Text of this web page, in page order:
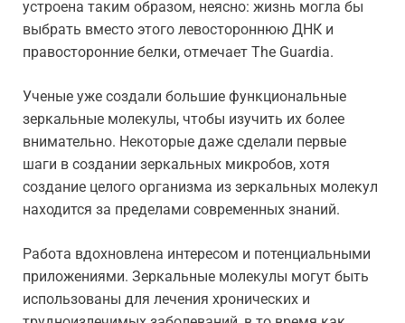
устроена таким образом, неясно: жизнь могла бы
выбрать вместо этого левостороннюю ДНК и
правосторонние белки, отмечает The Guardia.
Ученые уже создали большие функциональные
зеркальные молекулы, чтобы изучить их более
внимательно. Некоторые даже сделали первые
шаги в создании зеркальных микробов, хотя
создание целого организма из зеркальных молекул
находится за пределами современных знаний.
Работа вдохновлена интересом и потенциальными
приложениями. Зеркальные молекулы могут быть
использованы для лечения хронических и